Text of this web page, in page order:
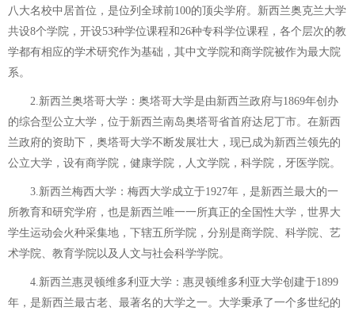
八大名校中居首位，是位列全球前100的顶尖学府。新西兰奥克兰大学
共设8个学院，开设53种学位课程和26种专科学位课程，各个层次的教
学都有相应的学术研究作为基础，其中文学院和商学院被作为最大院
系。
2.新西兰奥塔哥大学：奥塔哥大学是由新西兰政府与1869年创办
的综合型公立大学，位于新西兰南岛奥塔哥省首府达尼丁市。在新西
兰政府的资助下，奥塔哥大学不断发展壮大，现已成为新西兰领先的
公立大学，设有商学院，健康学院，人文学院，科学院，牙医学院。
3.新西兰梅西大学：梅西大学成立于1927年，是新西兰最大的一
所教育和研究学府，也是新西兰唯一一所真正的全国性大学，世界大
学生运动会火种采集地，下辖五所学院，分别是商学院、科学院、艺
术学院、教育学院以及人文与社会科学学院。
4.新西兰惠灵顿维多利亚大学：惠灵顿维多利亚大学创建于1899
年，是新西兰最古老、最著名的大学之一。大学秉承了一个多世纪的